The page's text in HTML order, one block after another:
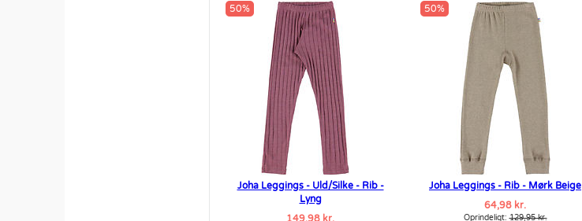
50%
Joha Leggings - Uld/Silke - Rib -
Lyng
149,98 kr.
50%
Joha Leggings - Rib - Mørk Beige
64,98 kr.
Oprindeligt:129,95 kr.